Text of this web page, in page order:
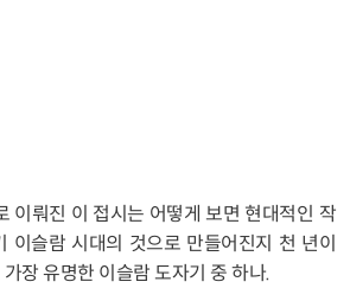
이뤄진 이 접시는 어떻게 보면 현대적인 작
이슬람 시대의 것으로 만들어진지 천 년이
장 유명한 이슬람 도자기 중 하나.